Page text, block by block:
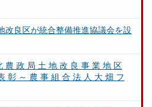
改良区が統合整備推進協議会を設
農 政 局 土 地 改 良 事 業 地 区
彰 ～ 農 事 組 合 法 人 大 畑 フ